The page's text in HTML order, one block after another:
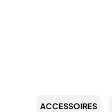
ACCESSOIRES